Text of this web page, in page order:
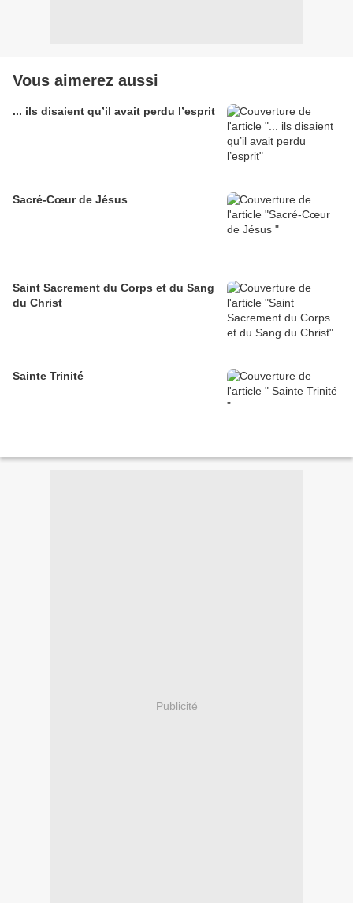
Vous aimerez aussi
... ils disaient qu’il avait perdu l’esprit
Sacré-Cœur de Jésus
Saint Sacrement du Corps et du Sang
du Christ
Sainte Trinité
Publicité